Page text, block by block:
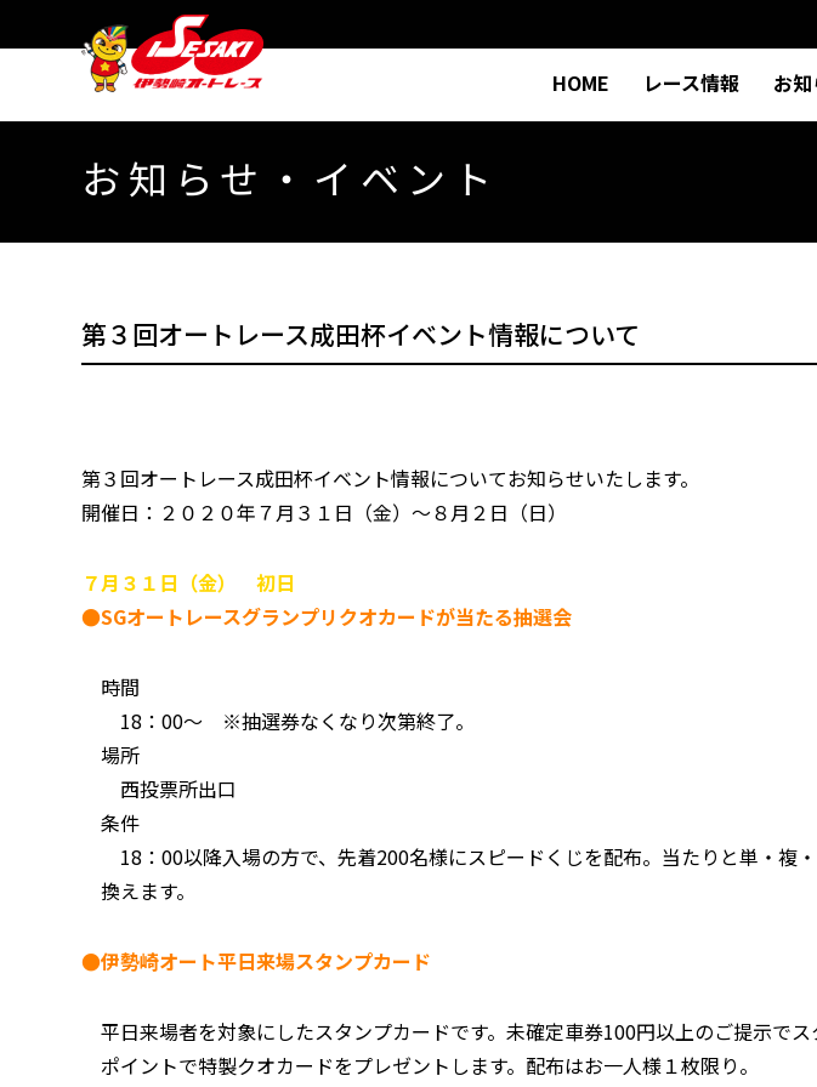
HOME レース情報 お
お知らせ・イベント
第３回オートレース成田杯イベント情報について
第３回オートレース成田杯イベント情報についてお知らせいたします。
開催日：２０２０年７月３１日（金）～８月２日（日）
７月３１日（金） 初日
●SGオートレースグランプリクオカードが当たる抽選会
時間
18：00～ ※抽選券なくなり次第終了。
場所
西投票所出口
条件
18：00以降入場の方で、先着200名様にスピードくじを配布。当たりと単・複
換えます。
●伊勢崎オート平日来場スタンプカード
平日来場者を対象にしたスタンプカードです。未確定車券100円以上のご提示で
ポイントで特製クオカードをプレゼントします。配布はお一人様１枚限り。